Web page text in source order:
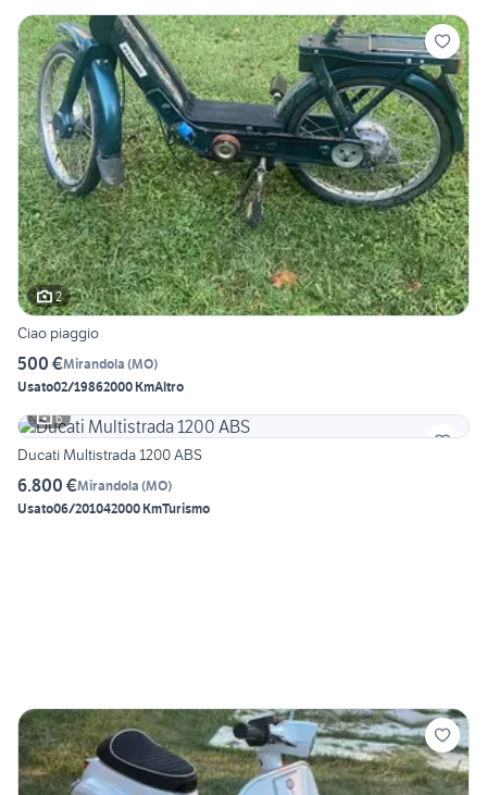
2
Ciao piaggio
500 €Mirandola (MO)
Usato02/19862000 KmAltro
6
Ducati Multistrada 1200 ABS
6.800 €Mirandola (MO)
Usato06/201042000 KmTurismo